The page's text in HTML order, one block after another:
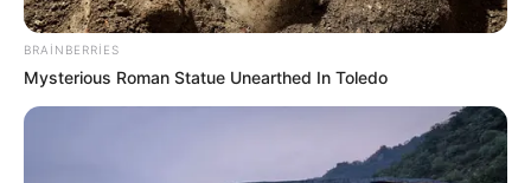
16:32 / 01 İyul 2026
tamaşaçıya lazımam”
İllər sonra vətənə
BRAINBERRIES
Mysterious Roman Statue Unearthed In Toledo